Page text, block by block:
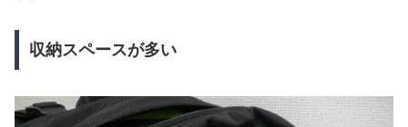
収納スペースが多い